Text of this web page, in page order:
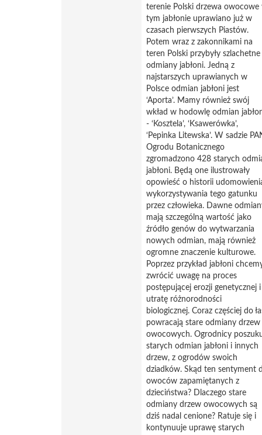
terenie Polski drzewa owocowe
tym jabłonie uprawiano już w
czasach pierwszych Piastów.
Potem wraz z zakonnikami na
teren Polski przybyły szlachetne
odmiany jabłoni. Jedną z
najstarszych uprawianych w
Polsce odmian jabłoni jest
‘Aporta’. Mamy również swój
wkład w hodowlę odmian
- ‘Kosztela’, ‘Ksawerówka’,
‘Pepinka Litewska’. W sadzie
Ogrodu Botanicznego
zgromadzono 428 starych
jabłoni. Będą one ilustrowały
opowieść o historii
wykorzystywania tego gatunku
przez człowieka. Dawne
mają szczególną wartość jako
źródło genów do wytwarzania
nowych odmian, mają również
ogromne znaczenie kulturowe.
Poprzez przykład jabłoni
zwrócić uwagę na proces
postępującej erozji genetycznej i
utratę różnorodności
biologicznej. Coraz częściej do
powracają stare odmiany drzew
owocowych. Ogrodnicy
starych odmian jabłoni i innych
drzew, z ogrodów swoich
dziadków. Skąd ten sentyment
owoców zapamiętanych z
dzieciństwa? Dlaczego stare
odmiany drzew owocowych są
dziś nadal cenione? Ratuje się i
kontynuuje uprawę starych